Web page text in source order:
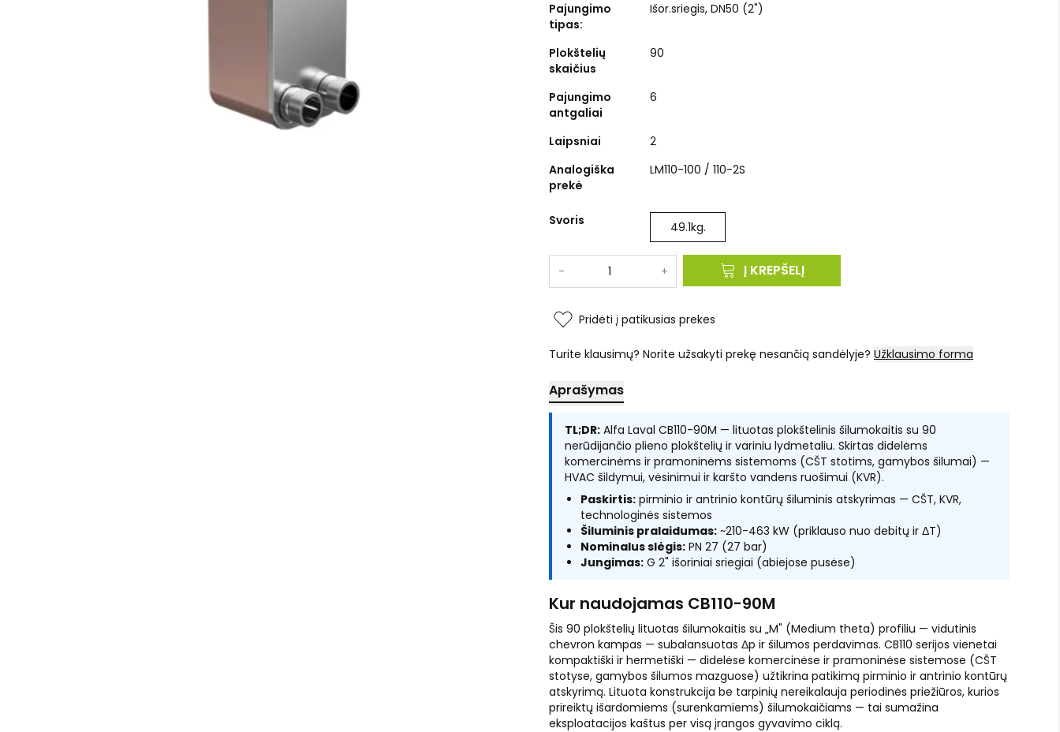
Pajungimo
tipas:
Išor.sriegis, DN50 (2")
Plokštelių
skaičius
90
Pajungimo
antgaliai
6
Laipsniai
2
Analogiška
prekė
LM110-100 / 110-2S
Svoris 49.1kg.
- + Į KREPŠELĮ
Pridėti į patikusias prekes
Turite klausimų? Norite užsakyti prekę nesančią sandėlyje? Užklausimo forma
Aprašymas
TL;DR: Alfa Laval CB110-90M — lituotas plokštelinis šilumokaitis su 90
nerūdijančio plieno plokštelių ir variniu lydmetaliu. Skirtas didelėms
komercinėms ir pramoninėms sistemoms (CŠT stotims, gamybos šilumai) —
HVAC šildymui, vėsinimui ir karšto vandens ruošimui (KVR).
Paskirtis: pirminio ir antrinio kontūrų šiluminis atskyrimas — CŠT, KVR,
technologinės sistemos
Šiluminis pralaidumas: ~210-463 kW (priklauso nuo debitų ir ΔT)
Nominalus slėgis: PN 27 (27 bar)
Jungimas: G 2" išoriniai sriegiai (abiejose pusėse)
Kur naudojamas CB110-90M
Šis 90 plokštelių lituotas šilumokaitis su „M" (Medium theta) profiliu — vidutinis
chevron kampas — subalansuotas Δp ir šilumos perdavimas. CB110 serijos vienetai
kompaktiški ir hermetiški — didelėse komercinėse ir pramoninėse sistemose (CŠT
stotyse, gamybos šilumos mazguose) užtikrina patikimą pirminio ir antrinio kontūrų
atskyrimą. Lituota konstrukcija be tarpinių nereikalauja periodinės priežiūros, kurios
prireiktų išardomiems (surenkamiems) šilumokaičiams — tai sumažina
eksploatacijos kaštus per visą įrangos gyvavimo ciklą.